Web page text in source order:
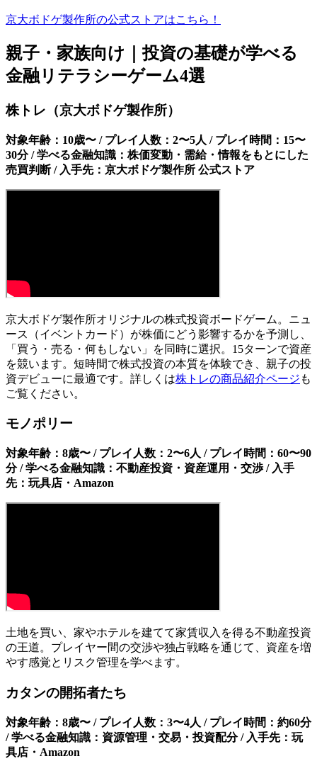
京大ボドゲ製作所の公式ストアはこちら！
親子・家族向け｜投資の基礎が学べる
金融リテラシーゲーム4選
株トレ（京大ボドゲ製作所）
対象年齢：10歳〜 / プレイ人数：2〜5人 / プレイ時間：15〜
30分 / 学べる金融知識：株価変動・需給・情報をもとにした
売買判断 / 入手先：京大ボドゲ製作所 公式ストア
京大ボドゲ製作所オリジナルの株式投資ボードゲーム。ニュ
ース（イベントカード）が株価にどう影響するかを予測し、
「買う・売る・何もしない」を同時に選択。15ターンで資産
を競います。短時間で株式投資の本質を体験でき、親子の投
資デビューに最適です。詳しくは株トレの商品紹介ページ も
ご覧ください。
モノポリー
対象年齢：8歳〜 / プレイ人数：2〜6人 / プレイ時間：60〜90
分 / 学べる金融知識：不動産投資・資産運用・交渉 / 入手
先：玩具店・Amazon
土地を買い、家やホテルを建てて家賃収入を得る不動産投資
の王道。プレイヤー間の交渉や独占戦略を通じて、資産を増
やす感覚とリスク管理を学べます。
カタンの開拓者たち
対象年齢：8歳〜 / プレイ人数：3〜4人 / プレイ時間：約60分
/ 学べる金融知識：資源管理・交易・投資配分 / 入手先：玩
具店・Amazon